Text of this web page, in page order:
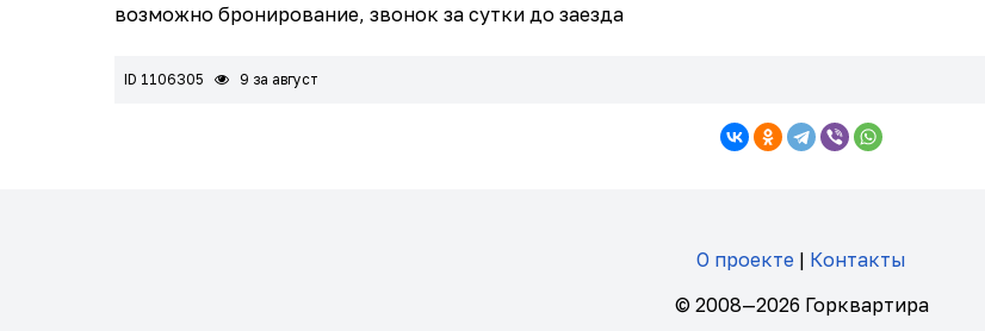
возможно бронирование, звонок за сутки до заезда
ID 1106305 9 за август
О проекте | Контакты
© 2008—2026 Горквартира